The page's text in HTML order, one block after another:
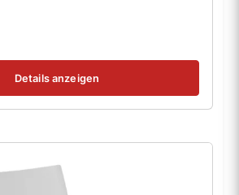
Details anzeigen